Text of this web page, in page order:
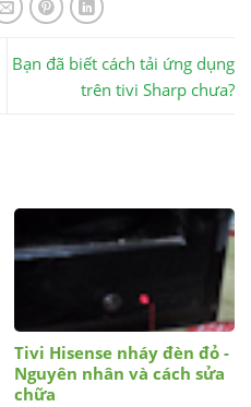
Bạn đã biết cách tải ứng dụng
trên tivi Sharp chưa?
Tivi Hisense nháy đèn đỏ -
Nguyên nhân và cách sửa
chữa